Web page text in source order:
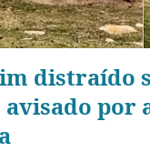
distraído
avisado por